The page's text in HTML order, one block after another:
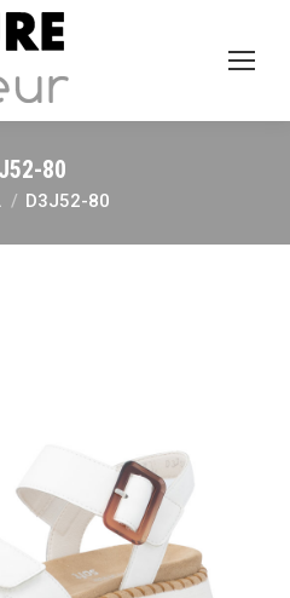
80
ici :
D3J52-80